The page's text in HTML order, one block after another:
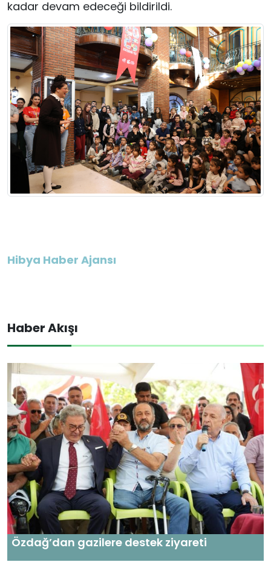
kadar devam edeceği bildirildi.
Hibya Haber Ajansı
Haber Akışı
Özdağ’dan gazilere destek ziyareti